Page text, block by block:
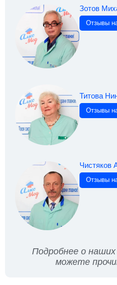
Зотов
Отзывы
Титова
Отзывы
Чистяков
Отзывы
Подробнее о
можете